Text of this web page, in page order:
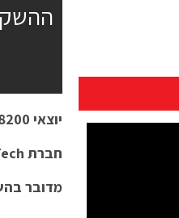
יוצאי 8200 מביאים את המהפכה לתחום ה-
חברת
מדובר